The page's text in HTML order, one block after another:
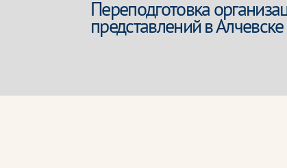
Переподготовка
представлений в Алчевске